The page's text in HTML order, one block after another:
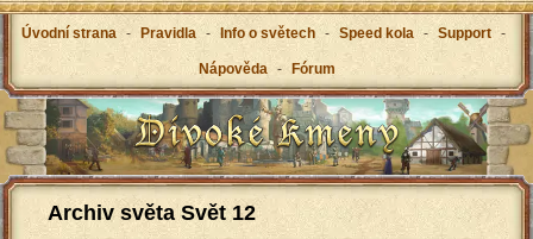
Úvodní strana - Pravidla - Info o světech - Speed kola - Support -
Nápověda - Fórum
Archiv světa Svět 12